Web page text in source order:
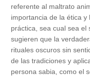
referente al maltrato
importancia de la ética
práctica, sea cual sea el
sugieren que la
rituales oscuros sin
de las tradiciones y
persona sabia, como el